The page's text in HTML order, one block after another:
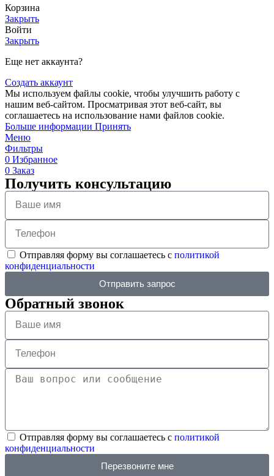
Корзина
Закрыть
Войти
Закрыть
Еще нет аккаунта?
Создать аккаунт
Мы используем файлы cookie, чтобы улучшить работу с
нашим веб-сайтом. Просматривая этот веб-сайт, вы
соглашаетесь на использование нами файлов cookie.
Больше информации Принять
Меню
Фильтры
0 Избранное
0 Заказ
Получить консультацию
Отправляя форму вы соглашаетесь с политикой
конфиденциальности
Отправить запрос
Обратный звонок
Отправляя форму вы соглашаетесь с политикой
конфиденциальности
Перезвоните мне